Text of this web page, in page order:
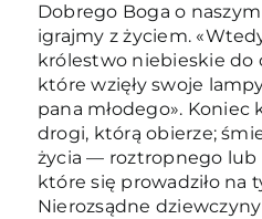
Dobrego Boga o
igrajmy z życiem.
królestwo niebieskie do
które wzięły swoje
pana młodego». Koniec
drogi, którą obierze;
życia — roztropnego
które się prowadziło na
Nierozsądne dziewczyny